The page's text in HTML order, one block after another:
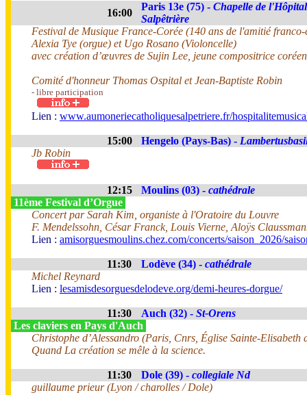
16:00
Paris 13e (75) - Chapelle de
Salpêtrière
Festival de Musique France-Corée (140 ans de l'amitié franco-
Alexia Tye (orgue) et Ugo Rosano (Violoncelle)
avec création d’œuvres de Sujin Lee, jeune compositrice
Comité d'honneur Thomas Ospital et Jean-Baptiste Robin
- libre participation
Lien : www.aumoneriecatholiquesalpetriere.fr/
15:00 Hengelo (Pays-Bas) -
Jb Robin
12:15 Moulins (03) - cathédrale
11ème Festival d’Orgue
Concert par Sarah Kim, organiste à l'Oratoire du Louvre
F. Mendelssohn, César Franck, Louis Vierne, Aloÿs
Lien : amisorguesmoulins.chez.com/concerts/saison_2026/
11:30 Lodève (34) - cathédrale
Michel Reynard
Lien : lesamisdesorguesdelodeve.org/demi-heures-dorgue/
11:30 Auch (32) - St-Orens
Les claviers en Pays d'Auch
Christophe d’Alessandro (Paris, Cnrs, Église Sainte-Elisabeth
Quand La création se mêle à la science.
11:30 Dole (39) - collegiale Nd
guillaume prieur (Lyon / charolles / Dole)